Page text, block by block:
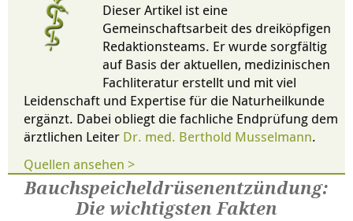
Dieser Artikel ist eine
Gemeinschaftsarbeit des dreiköpfigen
Redaktionsteams. Er wurde sorgfältig
auf Basis der aktuellen, medizinischen
Fachliteratur erstellt und mit viel
Leidenschaft und Expertise für die Naturheilkunde
ergänzt. Dabei obliegt die fachliche Endprüfung dem
ärztlichen Leiter Dr. med. Berthold Musselmann.
Quellen ansehen >
Bauchspeicheldrüsenentzündung:
Die wichtigsten Fakten